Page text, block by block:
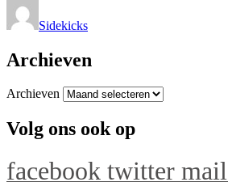
Sidekicks
Archieven
Archieven
Volg ons ook op
facebook twitter mail